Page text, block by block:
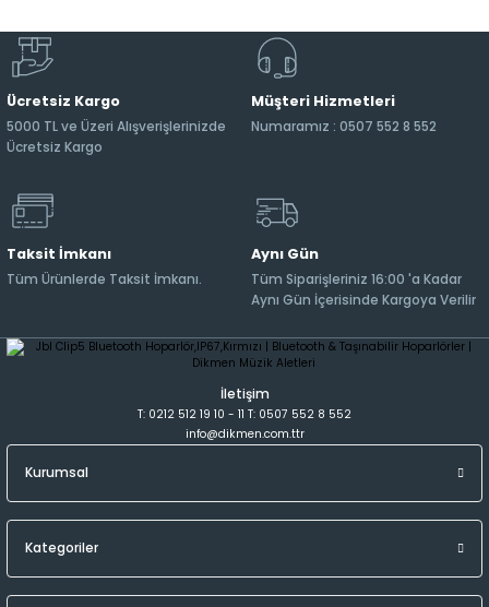
Ücretsiz Kargo
5000 TL ve Üzeri Alışverişlerinizde
Ücretsiz Kargo
Müşteri Hizmetleri
Numaramız : 0507 552 8 552
Taksit İmkanı
Tüm Ürünlerde Taksit İmkanı.
Aynı Gün
Tüm Siparişleriniz 16:00 'a Kadar
Aynı Gün İçerisinde Kargoya Verilir
İletişim
T: 0212 512 19 10 - 11 T: 0507 552 8 552
info@dikmen.com.ttr
Kurumsal
Kategoriler